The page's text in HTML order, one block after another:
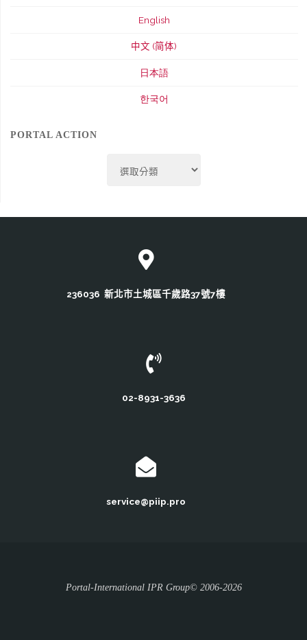
English
中文 (简体)
日本語
한국어
PORTAL ACTION
Action
236036 新北市土城區千歲路37號7樓
02-8931-3636
service@piip.pro
Portal-International IPR Group© 2006-2026